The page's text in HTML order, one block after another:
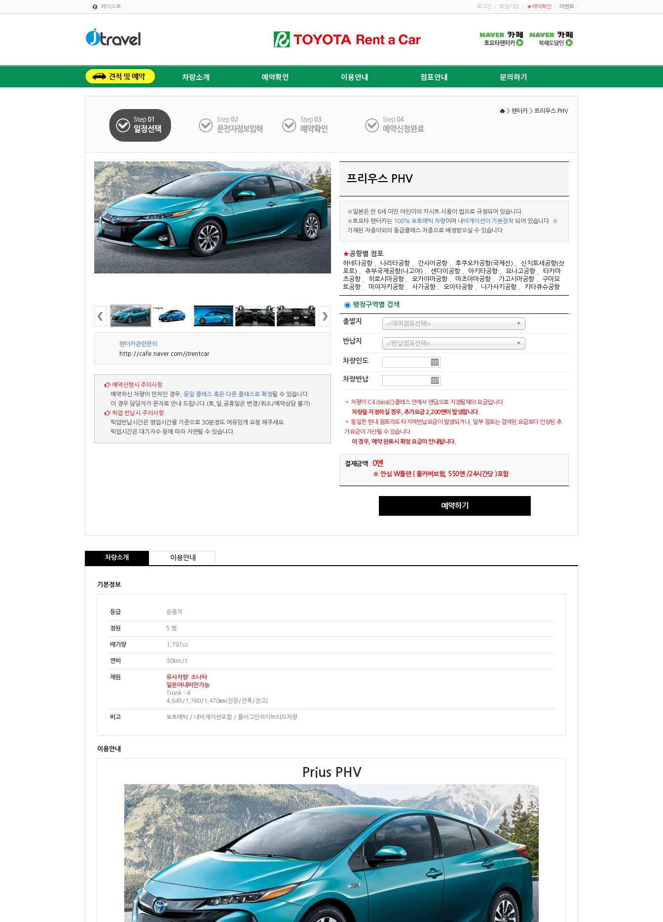
페이스북 로그인 회원가입 ★예약확인 이벤트
차량소개 예약확인 이용안내 점포안내 문의하기
> 렌터카 > 프리우스 PHV
렌터카관련문의
http://cafe.naver.com/jtrentcar
예약진행시 주의사항
예약하신 차량이 만차인 경우, 동일 클래스 혹은 다른 클래스로 확정될 수 있습니다.
이 경우 담당자가 문자로 안내 드립니다.(토,일,공휴일은 변경/취소/예약상담 불가)
픽업 반납시 주의사항.
픽업반납시간은 영업시간을 기준으로 30분정도 여유있게 요청 해주세요.
픽업시간은 대기자수 등에 따라 지연될 수 있습니다.
프리우스 PHV
※일본은 만 6세 미만 어린이의 카시트 사용이 법으로 규정되어 있습니다.
※토요타 렌터카는 100% 오토매틱 차량이며 내비게이션이 기본장착 되어 있습니다. ※
기재된 차종이외의 동급클래스 차종으로 배정받으실 수 있습니다.
★공항별 점포
하네다공항 나리타공항 간사이공항 후쿠오카공항(국제선)
신치토세공항(삿
포로)
츄부국제공항(나고야) 센다이공항 아키타공항 요나고공항
타카마
츠공항
히로시마공항 오카야마공항 마츠야마공항 가고시마공항
구마모
토공항
미야자키공항 사가공항 오이타공항 나가사키공항 키타큐슈공항
행정구역별 검색
출발지 =대여점포선택=
반납지 =반납점포선택=
차량인도
차량반납
＊ 차량이 C4 class(C)클래스 안에서 랜덤으로 지정될때의 요금입니다.
차량을 지정하실 경우, 추가요금 2,200엔이 발생합니다.
＊ 동일한 현내 점포라도 타지역반납요금이 발생되거나, 일부 점포는 검색된 요금보다 인상된 추
가요금이 가산될 수 있습니다.
이 경우, 예약 완료시 확정 요금이 안내됩니다.
결제금액: 0엔
※ 안심 W플랜 ( 풀커버보험, 550엔 /24시간당 )포함
예약하기
차량소개 이용안내
기본정보
등급 승용차
정원 5 명
배기량 1,797cc
연비 30km/ℓ
제원
유사차량: 소나타
일본어내비만가능
Trunk - 4
4,645/1,760/1,470㎜(전장/전폭/전고)
비고 오토매틱 / 내비게이션포함 / 플러그인하이브리드차량
이용안내
Prius PHV